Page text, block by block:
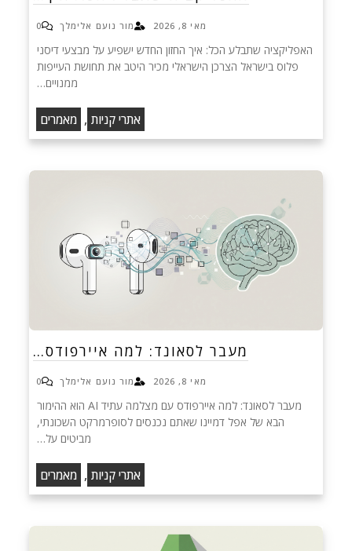
מאי 8, 2026 מור נועם אלימלך 0
האפליקציה שתבלע הכל: איך החזון החדש ישפיע על מבצעי דיסני
פלוס בישראל הצרכן הישראלי מכיר היטב את תחושת העייפות
ממנויים…
אתרי קניות , מאמרים
מעבר לסאונד: למה איירפודס…
מאי 8, 2026 מור נועם אלימלך 0
מעבר לסאונד: למה איירפודס עם מצלמה עתיד AI הוא ההימור
הבא של אפל דמיינו שאתם נכנסים לסופרמרקט השכונתי,
מביטים על…
אתרי קניות , מאמרים